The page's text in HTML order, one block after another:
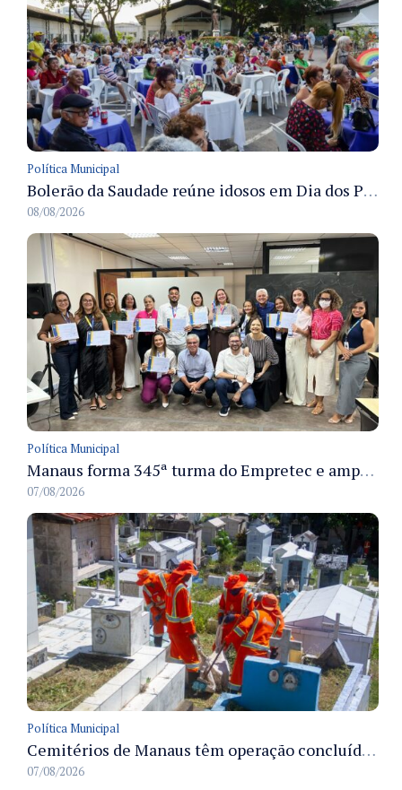
Política Municipal
Bolerão da Saudade reúne idosos em Dia dos Pais promovido pela Fundação Dr. Thomas em Manaus
08/08/2026
Política Municipal
Manaus forma 345ª turma do Empretec e amplia qualificação de empreendedores na cidade
07/08/2026
Política Municipal
Cemitérios de Manaus têm operação concluída e estrutura pronta para receber famílias no Dia dos Pais
07/08/2026